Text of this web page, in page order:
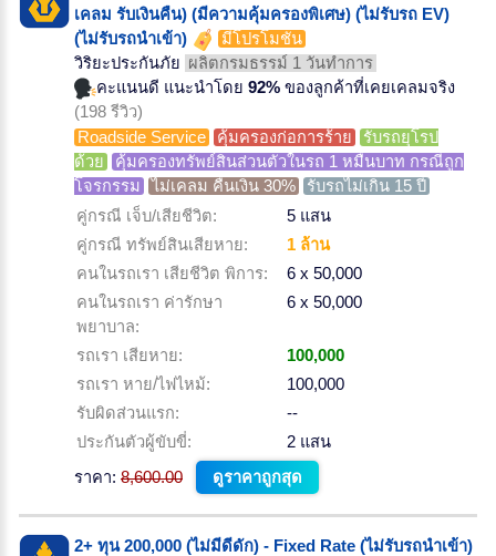
เคลม รับเงินคืน) (มีความคุ้มครองพิเศษ) (ไม่รับรถ EV)
(ไม่รับรถนำเข้า)
มีโปรโมชั่น
วิริยะประกันภัย ผลิตกรมธรรม์ 1 วันทำการ
คะแนนดี แนะนำโดย 92% ของลูกค้าที่เคยเคลมจริง
(198 รีวิว)
Roadside Service
คุ้มครองก่อการร้าย
รับรถยุโรป
ด้วย
คุ้มครองทรัพย์สินส่วนตัวในรถ 1 หมื่นบาท กรณีถูก
โจรกรรม
ไม่เคลม คืนเงิน 30%
รับรถไม่เกิน 15 ปี
คู่กรณี เจ็บ/เสียชีวิต:
5 แสน
คู่กรณี ทรัพย์สินเสียหาย:
1 ล้าน
คนในรถเรา เสียชีวิต พิการ:
6 x 50,000
คนในรถเรา ค่ารักษา
พยาบาล:
6 x 50,000
รถเรา เสียหาย:
100,000
รถเรา หาย/ไฟไหม้:
100,000
รับผิดส่วนแรก:
--
ประกันตัวผู้ขับขี่:
2 แสน
ราคา: 8,600.00 ดูราคาถูกสุด
2+ ทุน 200,000 (ไม่มีดีดัก) - Fixed Rate (ไม่รับรถนำเข้า)